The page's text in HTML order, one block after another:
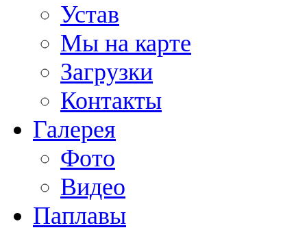
Устав
Мы на карте
Загрузки
Контакты
Галерея
Фото
Видео
Паплавы